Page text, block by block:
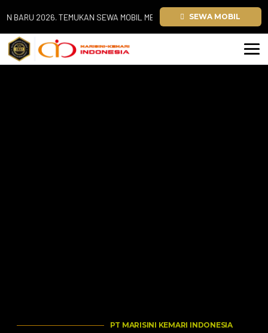
2026. TEMUKAN SEWA MOBIL MEWAH JABODETABEK. PAJERO
SEWA MOBIL
PT MARISINI KEMARI INDONESIA